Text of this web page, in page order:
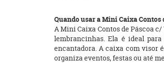
Quando usar a Mini Caixa Contos
A Mini Caixa Contos de Páscoa
lembrancinhas. Ela é ideal
encantadora. A caixa com visor
organiza eventos, festas ou até